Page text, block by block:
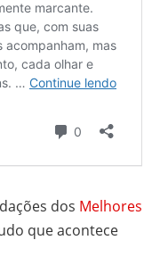
dos Melhores
que acontece